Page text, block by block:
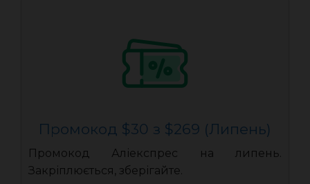
Промокод $30 з $269 (Липень)
Промокод Аліекспрес на липень.
Закріплюється, зберігайте.